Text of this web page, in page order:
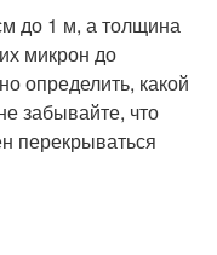
до 1 м, а толщина
микрон до
определить, какой
забывайте, что
перекрываться